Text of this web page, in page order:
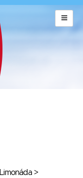
Limonáda>